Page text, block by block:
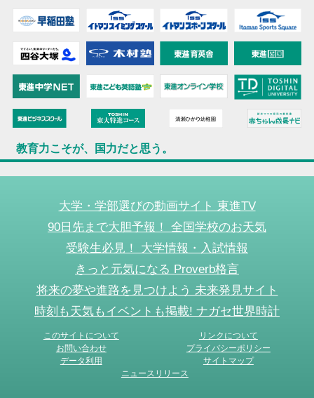
教育力こそが、国力だと思う。
大学・学部選びの動画サイト 東進TV
90日先まで大胆予報！ 全国学校のお天気
受験生必見！ 大学情報・入試情報
きっと元気になる Proverb格言
将来の夢や進路を見つけよう 未来発見サイト
時刻も天気もイベントも掲載! ナガセ世界時計
このサイトについて
リンクについて
お問い合わせ
プライバシーポリシー
データ利用
サイトマップ
ニュースリリース